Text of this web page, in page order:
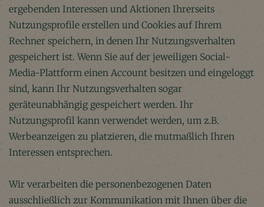
ergebenden Interessen und Aktionen Ihrerseits
Nutzungsprofile erstellen und Cookies auf Ihrem
Rechner speichern, in denen Ihr Nutzungsverhalten
gespeichert ist. Wenn Sie auf der jeweiligen Social-
Media-Plattform einen Account besitzen und eingeloggt
sind, kann Ihr Nutzungsverhalten sogar
geräteunabhängig gespeichert werden. Ihr
Nutzungsprofil kann verwendet werden, um z.B.
Werbeanzeigen zu platzieren, die mutmaßlich Ihren
Interessen entsprechen.
Wir verarbeiten die personenbezogenen Daten
ausschließlich zur Kommunikation mit Ihnen über die